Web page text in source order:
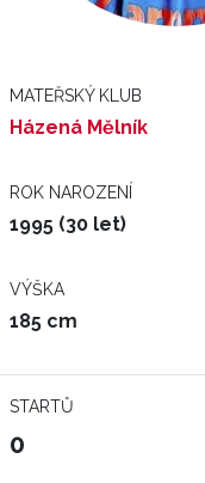
MATEŘSKÝ KLUB
Házená Mělník
ROK NAROZENÍ
1995 (30 let)
VÝŠKA
185 cm
STARTŮ
0